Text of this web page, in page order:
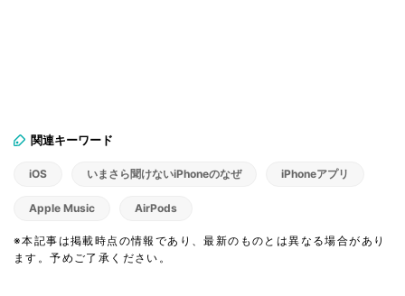
関連キーワード
iOS いまさら聞けないiPhoneのなぜ iPhoneアプリ
Apple Music AirPods
※本記事は掲載時点の情報であり、最新のものとは異なる場合があり
ます。予めご了承ください。